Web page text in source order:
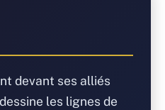
devant ses alliés
les lignes de